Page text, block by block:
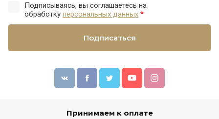
Подписываясь, вы соглашаетесь на
обработку персональных данных *
Подписаться
Принимаем к оплате